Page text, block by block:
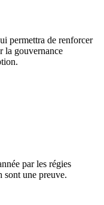
permettra de renforcer
la gouvernance
par les régies
sont une preuve.